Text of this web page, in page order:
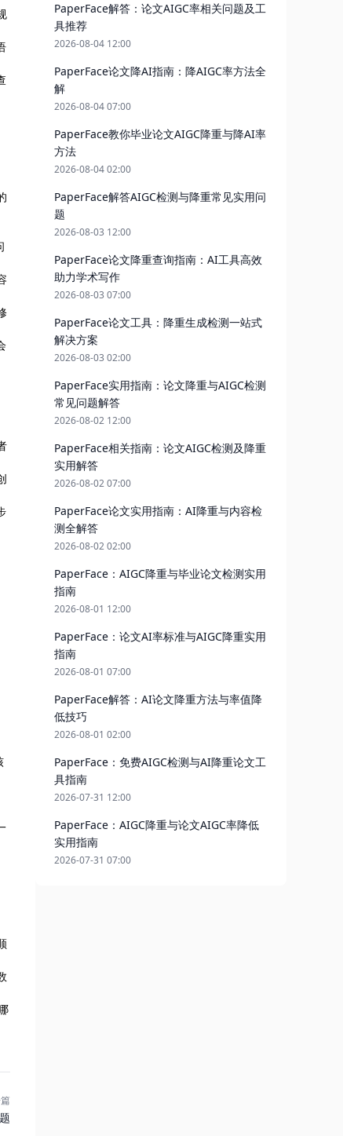
PaperFace解答：论文AIGC率相关问题及工
具推荐
2026-08-04 12:00
PaperFace论文降AI指南：降AIGC率方法全
解
2026-08-04 07:00
PaperFace教你毕业论文AIGC降重与降AI率
方法
2026-08-04 02:00
PaperFace解答AIGC检测与降重常见实用问
题
2026-08-03 12:00
PaperFace论文降重查询指南：AI工具高效
助力学术写作
2026-08-03 07:00
PaperFace论文工具：降重生成检测一站式
解决方案
2026-08-03 02:00
PaperFace实用指南：论文降重与AIGC检测
常见问题解答
2026-08-02 12:00
PaperFace相关指南：论文AIGC检测及降重
实用解答
2026-08-02 07:00
PaperFace论文实用指南：AI降重与内容检
测全解答
2026-08-02 02:00
PaperFace：AIGC降重与毕业论文检测实用
指南
2026-08-01 12:00
PaperFace：论文AI率标准与AIGC降重实用
指南
2026-08-01 07:00
PaperFace解答：AI论文降重方法与率值降
低技巧
2026-08-01 02:00
PaperFace：免费AIGC检测与AI降重论文工
具指南
2026-07-31 12:00
PaperFace：AIGC降重与论文AIGC率降低
实用指南
2026-07-31 07:00